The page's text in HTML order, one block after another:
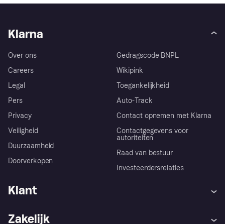
Klarna
Over ons
Careers
Legal
Pers
Privacy
Veiligheid
Duurzaamheid
Doorverkopen
Gedragscode BNPL
Wikipink
Toegankelijkheid
Auto-Track
Contact opnemen met Klarna
Contactgegevens voor
autoriteiten
Raad van bestuur
Investeerdersrelaties
Klant
Zakelijk